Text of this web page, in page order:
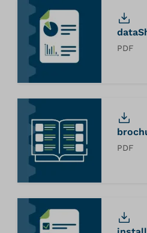
PDF
PDF